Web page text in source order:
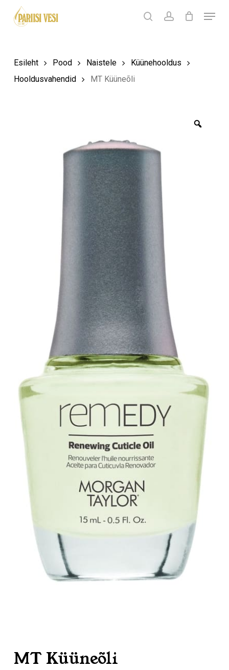
Products
search
searchaccount
Menu
Ostukorv
Esileht Pood Naistele
Küünehooldus
Hooldusvahendid
MT Küüneõli
MT Küüneõli